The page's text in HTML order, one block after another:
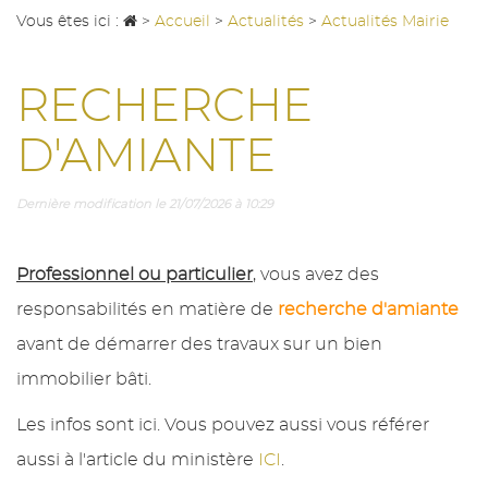
Vous êtes ici : > Accueil > Actualités > Actualités Mairie
RECHERCHE
D'AMIANTE
Dernière modification le 21/07/2026 à 10:29
Professionnel ou particulier, vous avez des
responsabilités en matière de recherche d'amiante
avant de démarrer des travaux sur un bien
immobilier bâti.
Les infos sont ici. Vous pouvez aussi vous référer
aussi à l'article du ministère
ICI